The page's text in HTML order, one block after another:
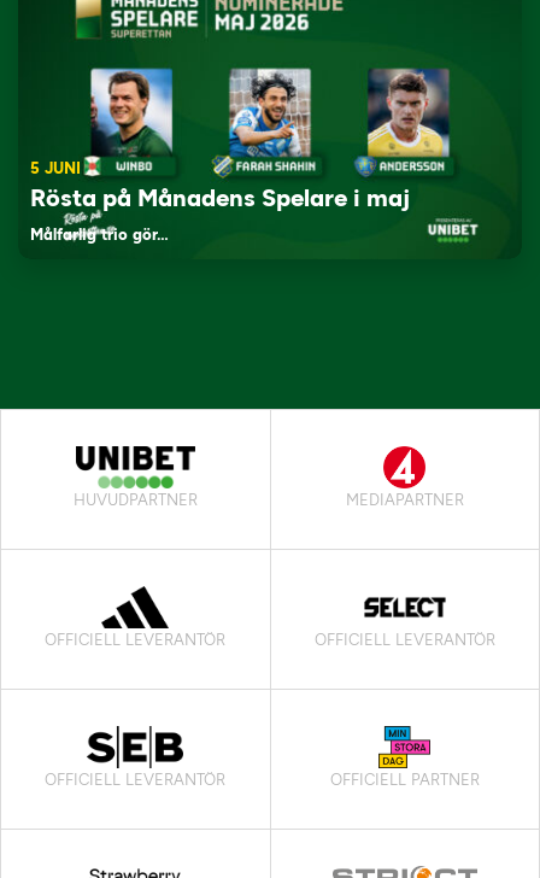
5 JUNI
Rösta på Månadens Spelare i maj
Målfarlig trio gör…
HUVUDPARTNER MEDIAPARTNER
OFFICIELL LEVERANTÖR OFFICIELL LEVERANTÖR
OFFICIELL LEVERANTÖR OFFICIELL PARTNER